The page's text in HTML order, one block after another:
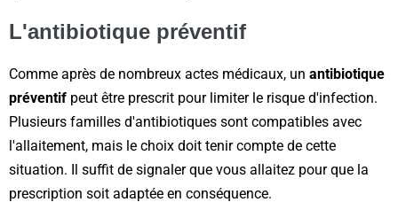
L'antibiotique préventif
Comme après de nombreux actes médicaux, un antibiotique
préventif peut être prescrit pour limiter le risque d'infection.
Plusieurs familles d'antibiotiques sont compatibles avec
l'allaitement, mais le choix doit tenir compte de cette
situation. Il suffit de signaler que vous allaitez pour que la
prescription soit adaptée en conséquence.